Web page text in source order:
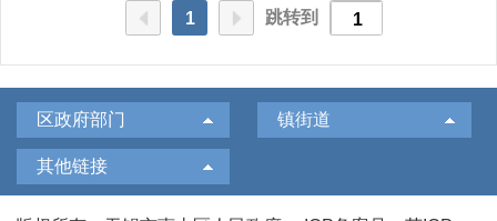
1 跳转到
区政府部门 镇街道
其他链接